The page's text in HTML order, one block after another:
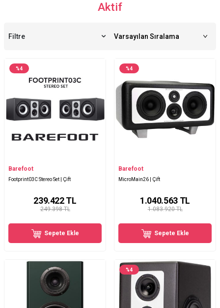
Aktif
Filtre
%4
Barefoot
Footprint03C Stereo Set | Çift
249.398 TL
239.422TL
Sepete Ekle
%4
Barefoot
MicroMain26 | Çift
1.083.920 TL
1.040.563TL
Sepete Ekle
%4